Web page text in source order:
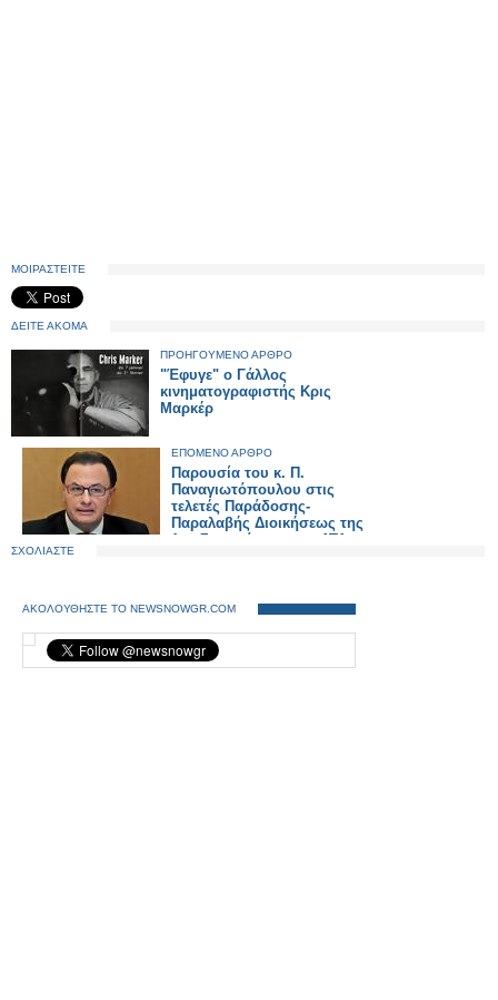
ΜΟΙΡΑΣΤΕΙΤΕ
ΔΕΙΤΕ ΑΚΟΜΑ
ΠΡΟΗΓΟΥΜΕΝΟ ΑΡΘΡΟ
"Έφυγε" ο Γάλλος
κινηματογραφιστής Κρις
Μαρκέρ
ΕΠΟΜΕΝΟ ΑΡΘΡΟ
Παρουσία του κ. Π.
Παναγιωτόπουλου στις
τελετές Παράδοσης-
Παραλαβής Διοικήσεως της
1ης Στρατιάς και του ΑΤΑ
ΣΧΟΛΙΑΣΤΕ
ΑΚΟΛΟΥΘΗΣΤΕ ΤΟ NEWSNOWGR.COM